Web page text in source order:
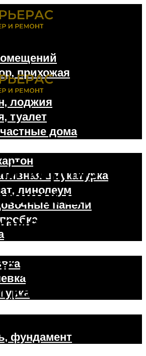
прихожая
лоджия
туалет
дома
штукатурка
линолеум
панели
фундамент
карниз
штор:
выбора
римские
они